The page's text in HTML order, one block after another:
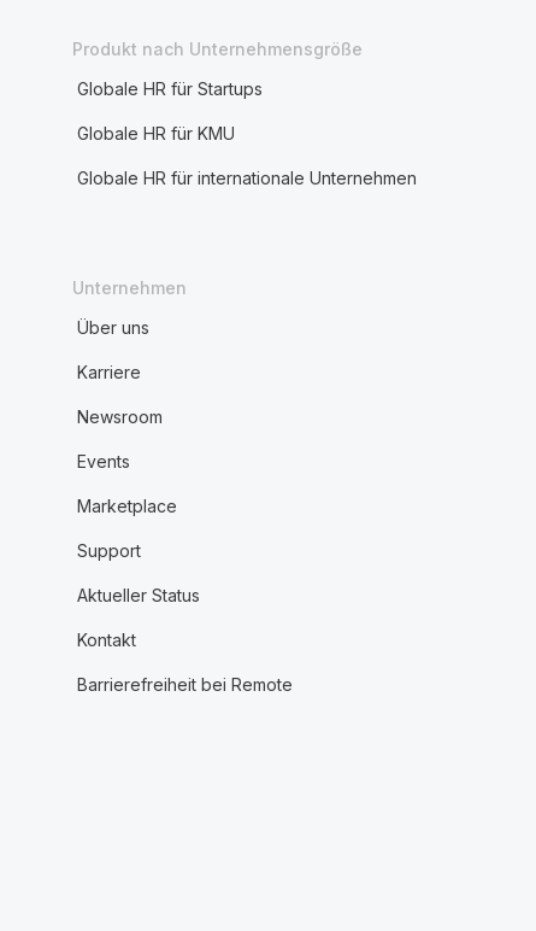
Produkt nach Unternehmensgröße
Globale HR für Startups
Globale HR für KMU
Globale HR für internationale Unternehmen
Unternehmen
Über uns
Karriere
Newsroom
Events
Marketplace
Support
Aktueller Status
Kontakt
Barrierefreiheit bei Remote